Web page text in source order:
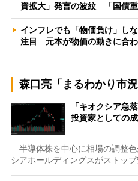
資拡大」発言の波紋 「国債
インフレでも「物価負け」し
注目 元本が物価の動きに合
森口亮「まるわかり市況
「キオクシア急
投資家としての
半導体株を中心に相場の調整
シアホールディングスがストッ